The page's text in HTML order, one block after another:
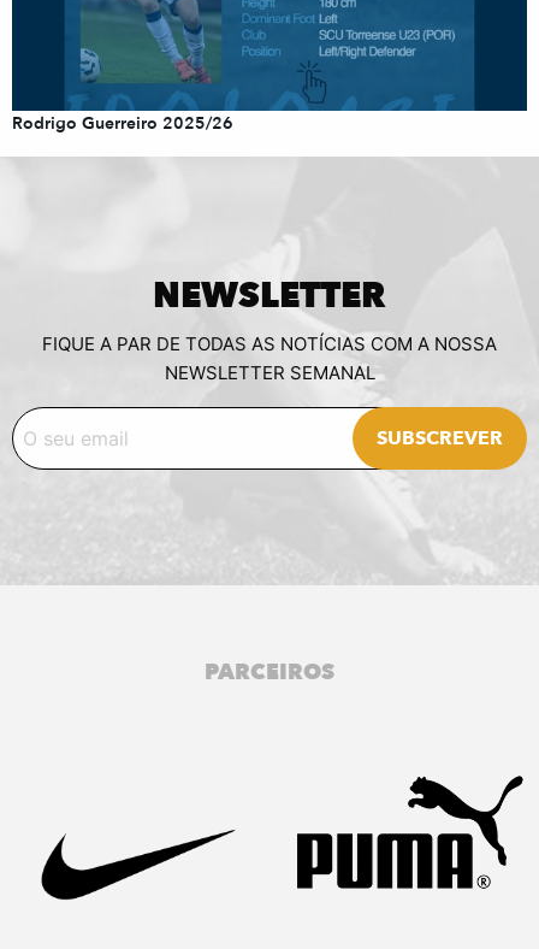
Rodrigo Guerreiro 2025/26
NEWSLETTER
FIQUE A PAR DE TODAS AS NOTÍCIAS COM A NOSSA
NEWSLETTER SEMANAL
PARCEIROS